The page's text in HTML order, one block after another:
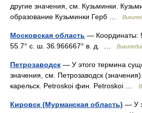
другие значения, см. Кузьминки.
образование Кузьминки Герб …
Московская область — Координаты:
55.7° с. ш. 36.966667° в. д. …
Петрозаводск — У этого термина
значения, см. Петрозаводск
карельск. Petroskoi фин. Petroskoi …
Кировск (Мурманская область) — У